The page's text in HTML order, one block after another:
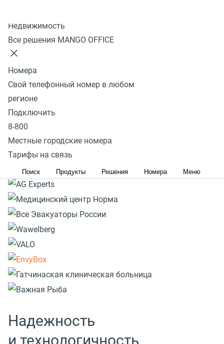
Недвижимость
Все решения MANGO OFFICE
Номера
Свой телефонный номер в любом
регионе
Подключить
8-800
Местные городские номера
Тарифы на связь
Поиск Продукты Решения Номера Меню
Подключить за 15 минут
Надежность
и технологичность